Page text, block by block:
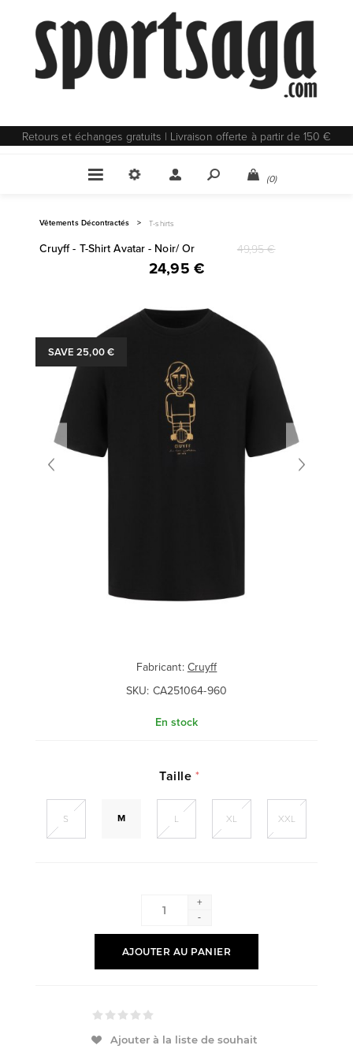
Retours et échanges gratuits | Livraison offerte à partir de 150 €
(0)
Vêtements Décontractés > T-shirts
Cruyff - T-Shirt Avatar - Noir/ Or 49,95 €
24,95 €
SAVE 25,00 €
Fabricant:Cruyff
SKU: CA251064-960
En stock
Taille *
S M L XL XXL
+
-
AJOUTER AU PANIER
Ajouter à la liste de souhait